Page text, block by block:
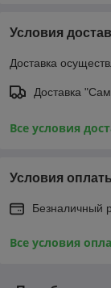
Условия
Доставка
Доставка
Все условия
Условия
Безналичный
Все условия